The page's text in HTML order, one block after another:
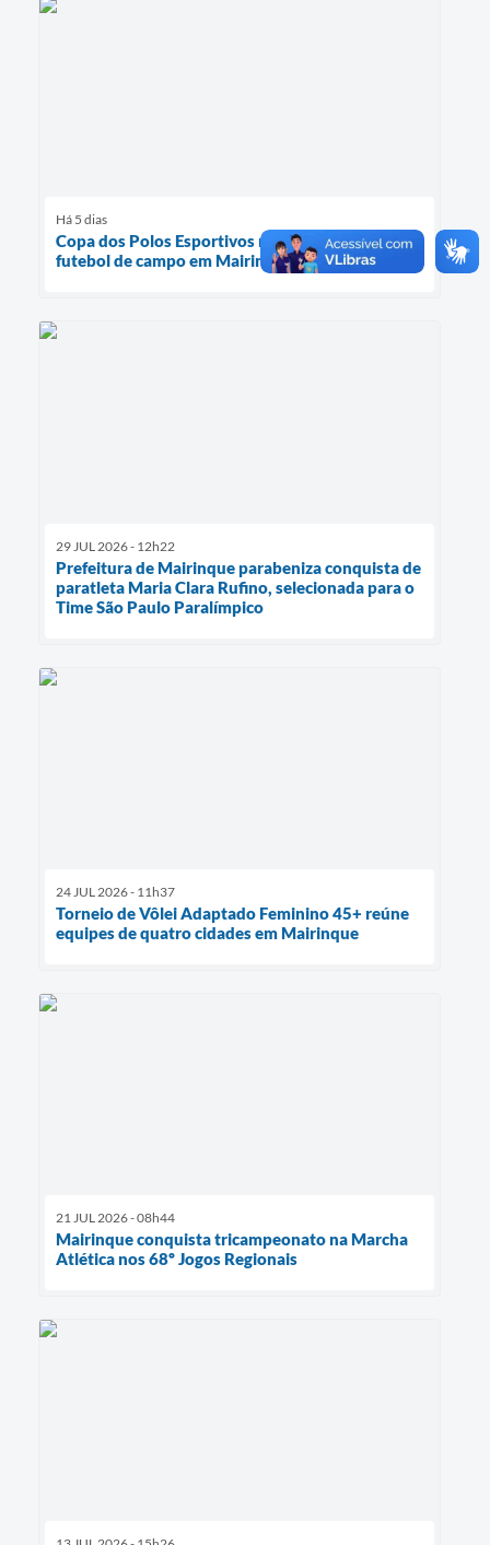
Há 5 dias
Copa dos Polos Esportivos reúne alunos do
futebol de campo em Mairinque
29 JUL 2026 - 12h22
Prefeitura de Mairinque parabeniza conquista de
paratleta Maria Clara Rufino, selecionada para o
Time São Paulo Paralímpico
24 JUL 2026 - 11h37
Torneio de Vôlei Adaptado Feminino 45+ reúne
equipes de quatro cidades em Mairinque
21 JUL 2026 - 08h44
Mairinque conquista tricampeonato na Marcha
Atlética nos 68º Jogos Regionais